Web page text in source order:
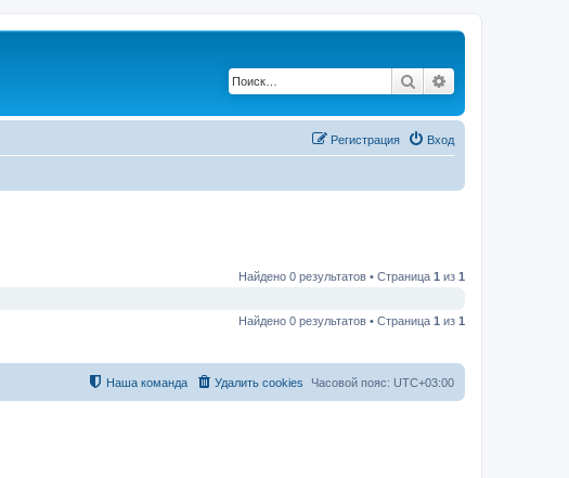
Поиск
Вход
Регистрация
Найдено 0 результатов • Страница 1 из 1
Найдено 0 результатов • Страница 1 из 1
Часовой пояс: UTC+03:00
Удалить cookies
Наша команда